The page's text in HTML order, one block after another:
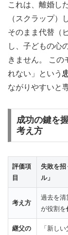
🕙
22時
🚗
JR尻
💰
月会費
川崎・横浜
ウンセラー
シー
💻 ウェル
4期
これは、離婚し
（スクラップ）
そのまま代替（
し、子どもの心
きません。 この
れない」という
ながりやすいと
成功の鍵を
考え方
評価項
目
失敗を招
ル」
考え方
過去を清
が役割を
継父の
「新し